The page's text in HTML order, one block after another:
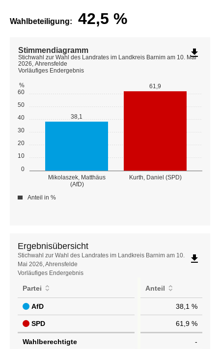
Wahlbeteiligung: 42,5 %
0
10
20
30
40
50
60
%
Mikolaszek, Matthäus
(AfD)
Kurth, Daniel (SPD)
38,1
61,9
Stimmendiagramm
Stichwahl zur Wahl des Landrates im Landkreis Barnim am 10. Mai
2026, Ahrensfelde
Vorläufiges Endergebnis
Anteil in %
file_download
Ergebnisübersicht
Ergebnisübersicht
Stichwahl zur Wahl des Landrates im Landkreis Barnim am 10.
Mai 2026, Ahrensfelde
Vorläufiges Endergebnis
file_download
Partei Anteil
AfD 38,1 %
SPD 61,9 %
Wahlberechtigte -